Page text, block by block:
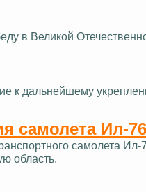
в Великой
к дальнейшему
самолета Ил-76
самолета Ил-
область.